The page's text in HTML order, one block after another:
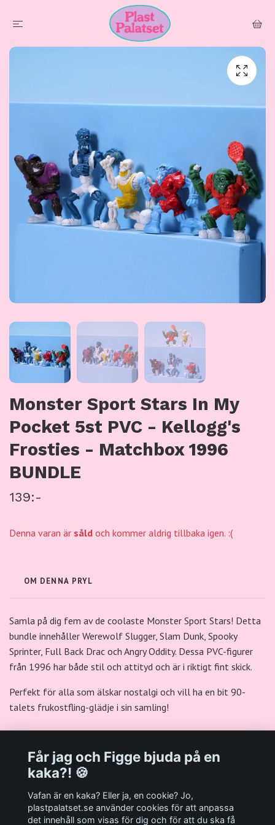
Monster Sport Stars In My
Pocket 5st PVC - Kellogg's
Frosties - Matchbox 1996
BUNDLE
139:-
Denna varan är såld och kommer aldrig tillbaka igen. :(
OM DENNA PRYL
Samla på dig fem av de coolaste Monster Sport Stars! Detta
bundle innehåller Werewolf Slugger, Slam Dunk, Spooky
Sprinter, Full Back Drac och Angry Oddity. Dessa PVC-figurer
från 1996 har både stil och attityd och är i riktigt fint skick.
Perfekt för alla som älskar nostalgi och vill ha en bit 90-
talets frukostfling-glädje i sin samling!
Andra viktiga länkar:
Får jag och Figge bjuda på en
kaka?! 🍪
Vafan är en kaka? Eller ja, en cookie? Jo,
plastpalatset.se använder cookies för att anpassa
det innehåll som visas för dig och för att du ska få